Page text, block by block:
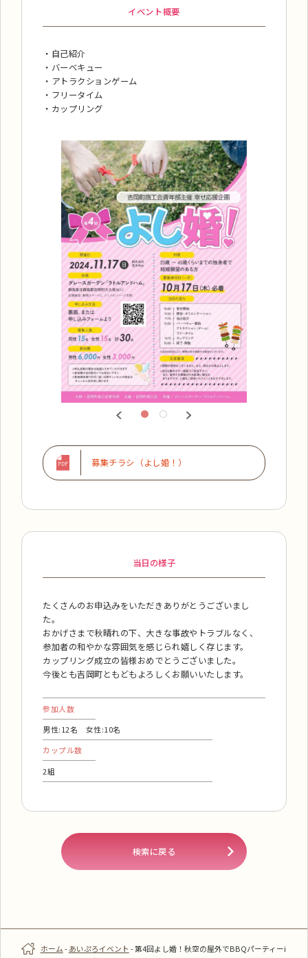
イベント概要
・自己紹介
・バーベキュー
・アトラクションゲーム
・フリータイム
・カップリング
募集チラシ（よし婚！）
当日の様子
たくさんのお申込みをいただきありがとうございまし
た。
おかげさまで秋晴れの下、大きな事故やトラブルなく、
参加者の和やかな雰囲気を感じられ嬉しく存じます。
カップリング成立の皆様おめでとうございました。
今後とも吉岡町ともどもよろしくお願いいたします。
参加人数
男性:12名 女性:10名
カップル数
2組
検索に戻る
ホーム-あいぷろイベント -第4回よし婚！秋空の屋外でBBQパーティーi